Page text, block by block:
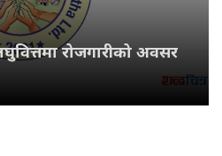
रोजगारीको अवसर